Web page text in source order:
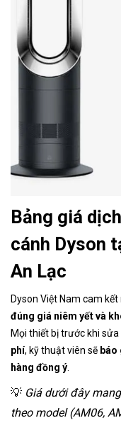
Bảng giá
cánh Dyson
An Lạc
Dyson Việt Nam cam
đúng giá niêm yết và
Mọi thiết bị trước khi
phí, kỹ thuật viên sẽ báo
hàng đồng ý.
💡 Giá dưới đây
theo model (AM06,